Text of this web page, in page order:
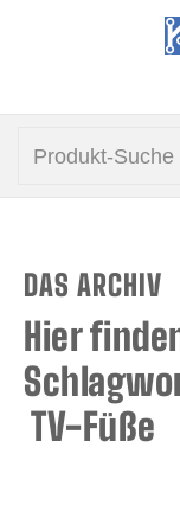
DAS ARCHIV
Hier
TV-Füße